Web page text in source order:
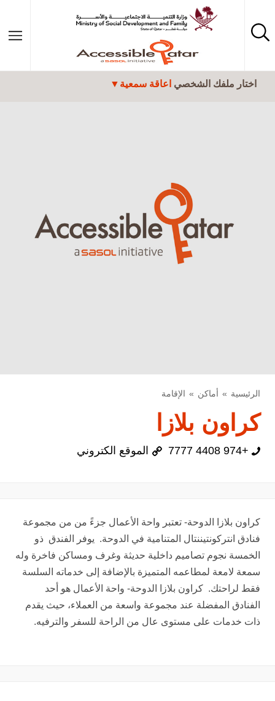
تجاوز إلى المحتوى الرئيسي
اختار ملفك الشخصي اعاقة سمعية
الرئيسية أماكن الإقامة
كراون بلازا
+974 4408 7777 الموقع الكتروني
كراون بلازا الدوحة- تعتبر واحة الأعمال جزءً من من مجموعة
فنادق انتركونتيننتال المتنامية في الدوحة. يوفر الفندق ذو
الخمسة نجوم تصاميم داخلية حديثة وغرف ومساكن فاخرة وله
سمعة لامعة لمطاعمه المتميزة بالإضافة إلى خدماته السلسة
فقط لراحتك. كراون بلازا الدوحة- واحة الأعمال هو أحد
الفنادق المفضلة عند مجموعة واسعة من العملاء، حيث يقدم
ذات خدمات على مستوى عال من الراحة للسفر والترفيه.